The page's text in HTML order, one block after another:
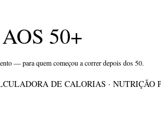
50+
— para quem começou a correr depois dos 50.
DE CALORIAS NUTRIÇÃO